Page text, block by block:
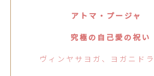
アトマ・プージャ
究極の自己愛の祝い
ヴィンヤサヨガ、ヨガニド